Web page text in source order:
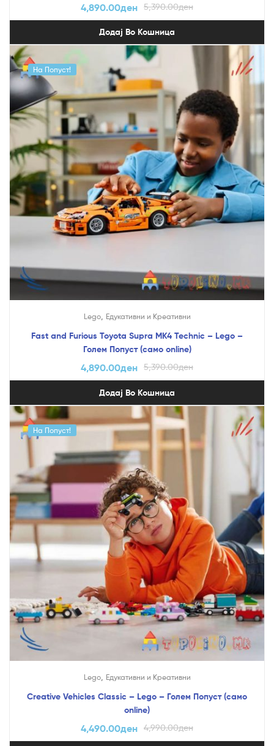
5,390.00ден
4,890.00ден
Додај Во Кошница
На Попуст!
Lego, Едукативни и Креативни
Fast and Furious Toyota Supra MK4 Technic – Lego –
Голем Попуст (само online)
5,390.00ден
4,890.00ден
Додај Во Кошница
На Попуст!
Lego, Едукативни и Креативни
Creative Vehicles Classic – Lego – Голем Попуст (само
online)
4,990.00ден
4,490.00ден